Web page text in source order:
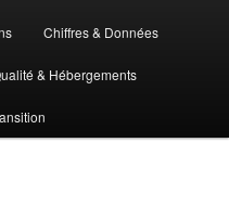
Chiffres & Données
& Hébergements